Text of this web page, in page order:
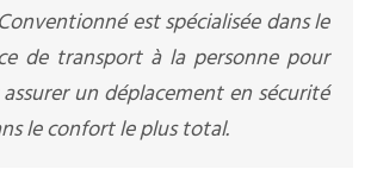
est spécialisée dans le
de transport à la personne pour
un déplacement en sécurité
le confort le plus total.